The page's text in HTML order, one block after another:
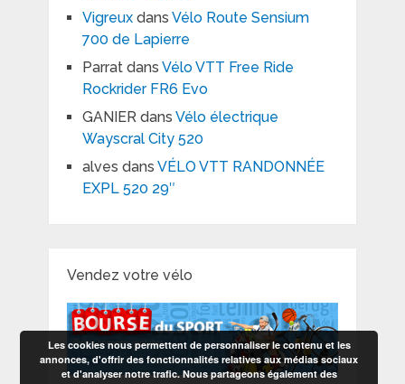
Vigreuxdans Vélo Route Sensium
700 de Lapierre
Parratdans Vélo VTT Free Ride
Rockrider FR6 Evo
GANIERdans Vélo électrique
Wayscral City 520
alves dans VÉLO VTT RANDONNÉE
EXPL 520 29″
Vendez votre vélo
Les cookies nous permettent de personnaliser le contenu et les
annonces, d'offrir des fonctionnalités relatives aux médias sociaux
et d'analyser notre trafic. Nous partageons également des